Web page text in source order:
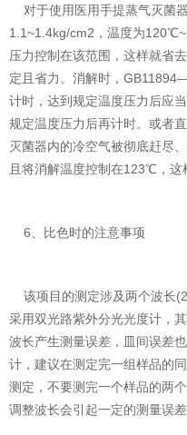
对于使用医用手提蒸气灭菌
1.1~1.4kg/cm2，温度为
压力控制在该范围，这样就省
定且省力。消解时，
计时，达到规定温度压力后应
规定温度压力后再计时。或者
灭菌器内的冷空气被彻底赶尽
且将消解温度控制在123℃，这
6、比色时的注意事项
该项目的测定涉及两个波长
采用双光路紫外分光光度计，
波长产生测量误差，皿间误差
计，建议在测定完一组样品的
测定，不要测完一个样品的两
调整波长会引起一定的测量误差